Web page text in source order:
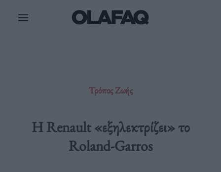
Τρόπος Ζωής
Η Renault «εξηλεκτρίζει» το
Roland-Garros